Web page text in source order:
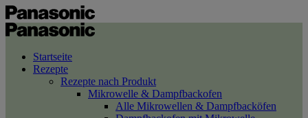
Startseite
Rezepte
Rezepte nach Produkt
Mikrowelle & Dampfbackofen
Alle Mikrowellen & Dampfbacköfen